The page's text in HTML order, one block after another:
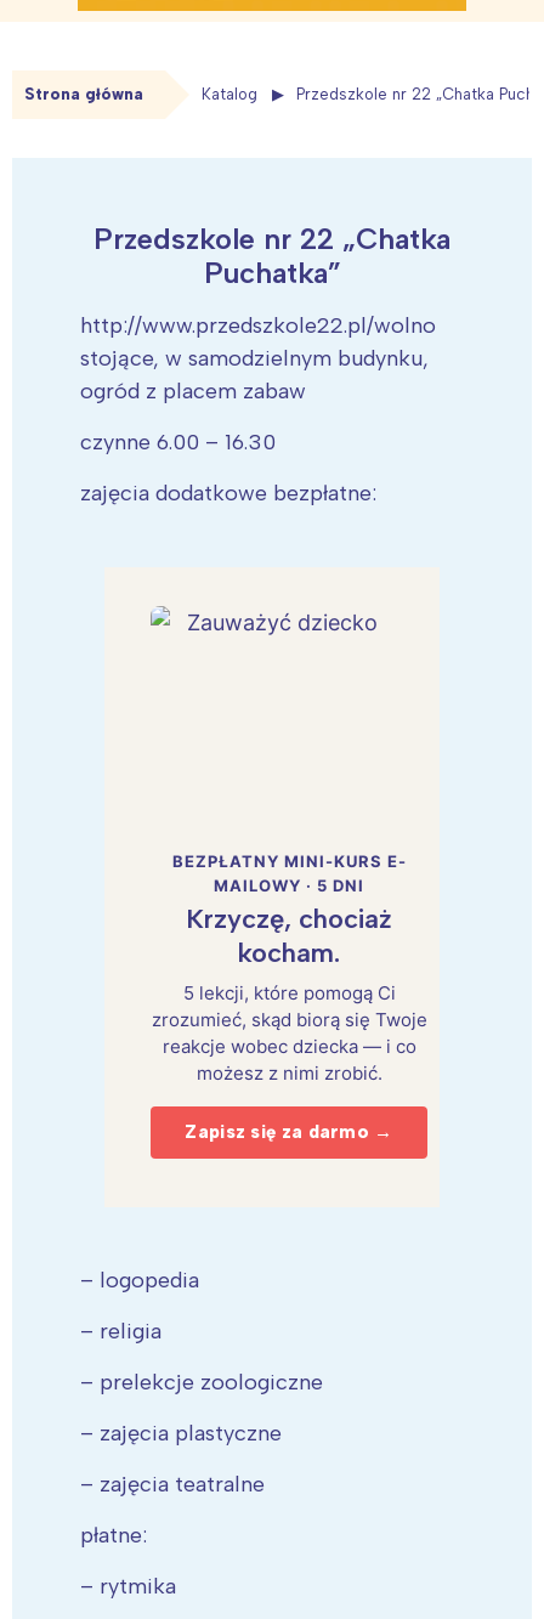
Strona główna Katalog Przedszkole nr 22 „Chatka
Przedszkole nr 22 „Chatka
Puchatka”
http://www.przedszkole22.pl/wolno
stojące, w samodzielnym budynku,
ogród z placem zabaw
czynne 6.00 – 16.30
zajęcia dodatkowe bezpłatne:
BEZPŁATNY MINI-KURS E-
MAILOWY · 5 DNI
Krzyczę, chociaż
kocham.
5 lekcji, które pomogą Ci
zrozumieć, skąd biorą się Twoje
reakcje wobec dziecka — i co
możesz z nimi zrobić.
Zapisz się za darmo →
– logopedia
– religia
– prelekcje zoologiczne
– zajęcia plastyczne
– zajęcia teatralne
płatne:
– rytmika